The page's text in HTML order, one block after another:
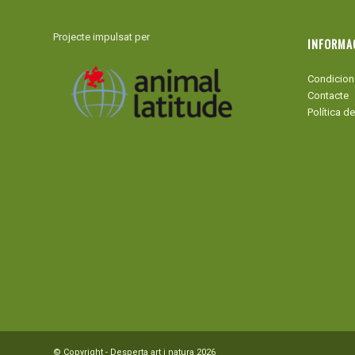
Projecte impulsat per
Contacte
Política
© Copyright - Desperta art i natura 2026